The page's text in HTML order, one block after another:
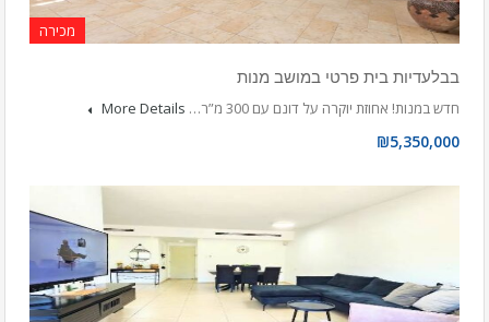
מכירה
בבלעדיות בית פרטי במושב מנות
חדש במנות! אחוזת יוקרה על דונם עם 300 מ”ר…
More Details
₪5,350,000